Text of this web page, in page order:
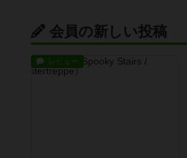
会員の新しい投稿
レビュー